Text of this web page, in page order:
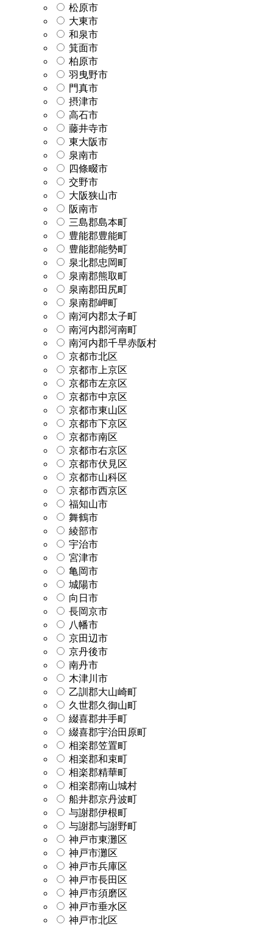
松原市
大東市
和泉市
箕面市
柏原市
羽曳野市
門真市
摂津市
高石市
藤井寺市
東大阪市
泉南市
四條畷市
交野市
大阪狭山市
阪南市
三島郡島本町
豊能郡豊能町
豊能郡能勢町
泉北郡忠岡町
泉南郡熊取町
泉南郡田尻町
泉南郡岬町
南河内郡太子町
南河内郡河南町
南河内郡千早赤阪村
京都市北区
京都市上京区
京都市左京区
京都市中京区
京都市東山区
京都市下京区
京都市南区
京都市右京区
京都市伏見区
京都市山科区
京都市西京区
福知山市
舞鶴市
綾部市
宇治市
宮津市
亀岡市
城陽市
向日市
長岡京市
八幡市
京田辺市
京丹後市
南丹市
木津川市
乙訓郡大山崎町
久世郡久御山町
綴喜郡井手町
綴喜郡宇治田原町
相楽郡笠置町
相楽郡和束町
相楽郡精華町
相楽郡南山城村
船井郡京丹波町
与謝郡伊根町
与謝郡与謝野町
神戸市東灘区
神戸市灘区
神戸市兵庫区
神戸市長田区
神戸市須磨区
神戸市垂水区
神戸市北区